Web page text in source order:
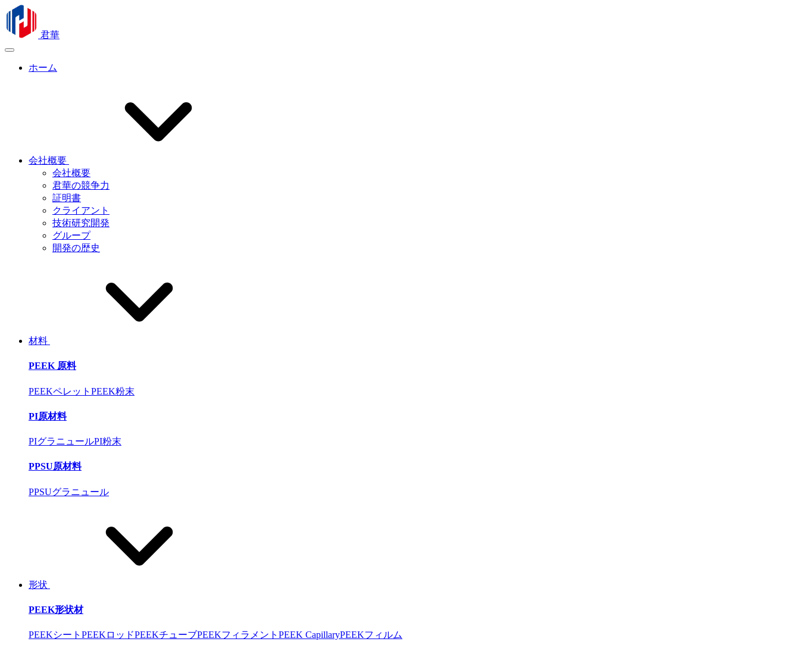
君華
ホーム
会社概要
会社概要
君華の競争力
証明書
クライアント
技術研究開発
グループ
開発の歴史
材料
PEEK 原料
PEEKペレット PEEK粉末
PI原材料
PIグラニュールPI粉末
PPSU原材料
PPSUグラニュール
形状
PEEK形状材
PEEKシート PEEKロッドPEEKチューブPEEKフィラメント PEEK CapillaryPEEKフィルム